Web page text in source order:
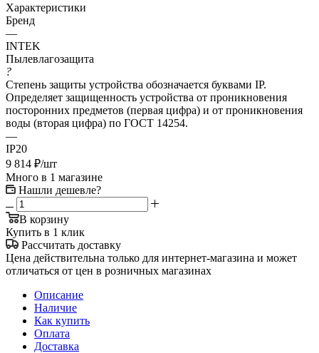
Характеристики
Бренд
—
INTEK
Пылевлагозащита
?
Степень защиты устройства обозначается буквами IP.
Определяет защищенность устройства от проникновения
посторонних предметов (первая цифра) и от проникновения
воды (вторая цифра) по ГОСТ 14254.
—
IP20
9 814 ₽/шт
Много в 1 магазине
Нашли дешевле?
В корзину
Купить в 1 клик
Рассчитать доставку
Цена действительна только для интернет-магазина и может
отличаться от цен в розничных магазинах
Описание
Наличие
Как купить
Оплата
Доставка